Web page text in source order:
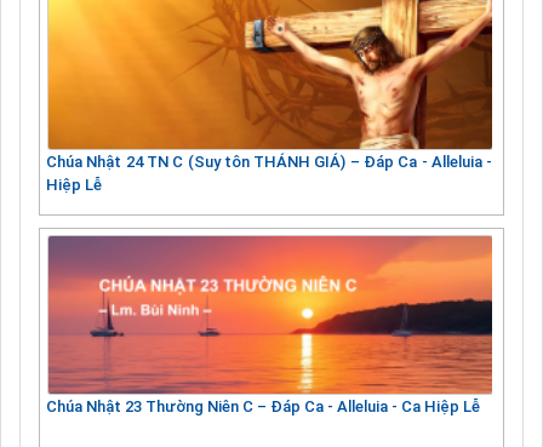
Chúa Nhật 24 TN C (Suy tôn THÁNH GIÁ) – Đáp Ca - Alleluia -
Hiệp Lễ
Chúa Nhật 23 Thường Niên C – Đáp Ca - Alleluia - Ca Hiệp Lễ